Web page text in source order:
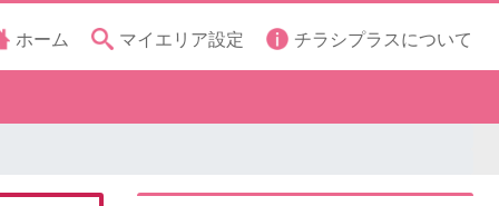
ホーム マイエリア設定 チラシプラスについて